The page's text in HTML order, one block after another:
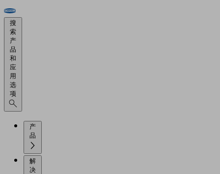
搜
索
产
品
和
应
用
选
项
产
解
决